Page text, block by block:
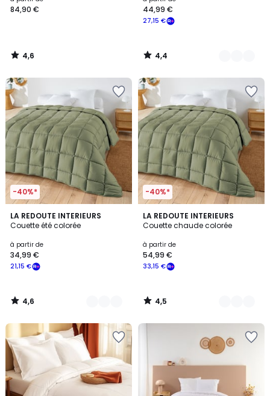
à
84,90
€.
84,90 €
4,6
/
27,15 €
44,99 €
4,4
/
-40%*
LA REDOUTE INTERIEURS
Couette été colorée
à partir de
21,15 €
34,99 €
4,6
/ 5
6
Couleurs
4,6
/
-40%*
LA REDOUTE INTERIEURS
Couette chaude colorée
à partir de
33,15 €
54,99 €
4,5
/ 5
6
Couleurs
4,5
/